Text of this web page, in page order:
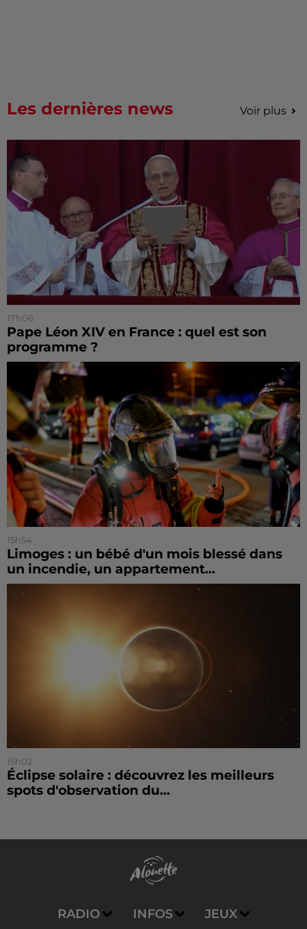
Les dernières news Voir plus
17h06
Pape Léon XIV en France : quel est son
programme ?
15h54
Limoges : un bébé d'un mois blessé dans
un incendie, un appartement...
15h02
Éclipse solaire : découvrez les meilleurs
spots d'observation du...
RADIO INFOS JEUX